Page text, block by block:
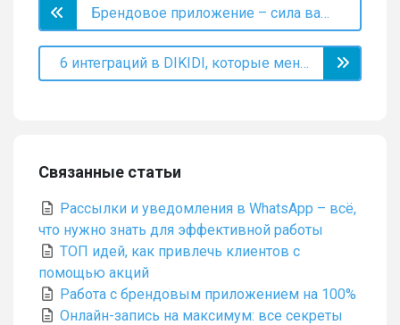
Брендовое приложение – сила вашего имиджа
6 интеграций в DIKIDI, которые меняют ваш бизнес
Связанные статьи
Рассылки и уведомления в WhatsApp – всё,
что нужно знать для эффективной работы
ТОП идей, как привлечь клиентов с
помощью акций
Работа с брендовым приложением на 100%
Онлайн-запись на максимум: все секреты